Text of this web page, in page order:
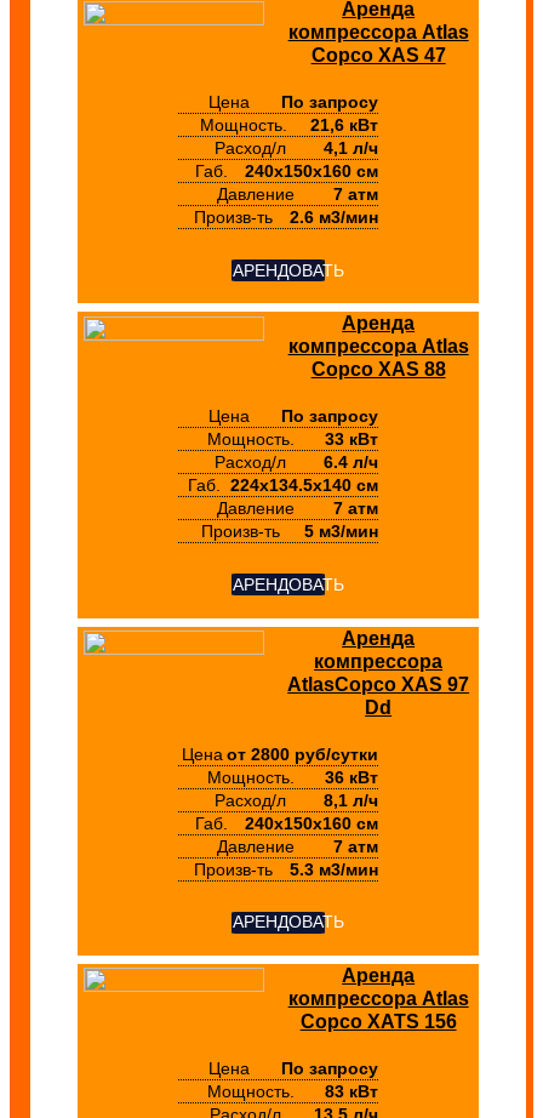
Аренда
компрессора Atlas
Copco XAS 47
Цена
По запросу
Мощность.
21,6 кВт
Расход/л
4,1 л/ч
Габ.
240х150х160 см
Давление
7 атм
Произв-ть
2.6 м3/мин
АРЕНДОВАТЬ
Аренда
компрессора Atlas
Copco XAS 88
Цена
По запросу
Мощность.
33 кВт
Расход/л
6.4 л/ч
Габ. 224х134.5х140 см
Давление
7 атм
Произв-ть
5 м3/мин
АРЕНДОВАТЬ
Аренда
компрессора
AtlasCopco XAS 97
Dd
Цена от 2800 руб/сутки
Мощность.
36 кВт
Расход/л
8,1 л/ч
Габ.
240х150х160 см
Давление
7 атм
Произв-ть
5.3 м3/мин
АРЕНДОВАТЬ
Аренда
компрессора Atlas
Copco XATS 156
Цена
По запросу
Мощность.
83 кВт